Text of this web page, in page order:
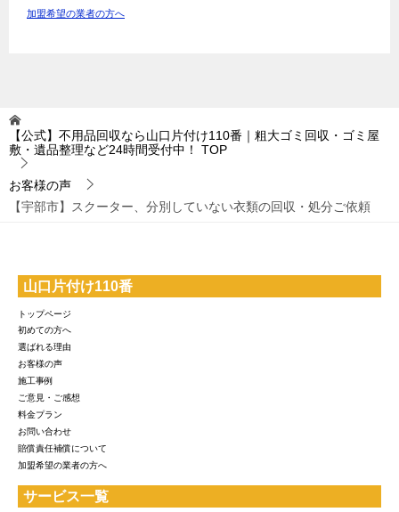
加盟希望の業者の方へ
【公式】不用品回収なら山口片付け110番｜粗大ゴミ回収・ゴミ屋
敷・遺品整理など24時間受付中！
TOP
お客様の声
【宇部市】スクーター、分別していない衣類の回収・処分ご依頼
山口片付け110番
トップページ
初めての方へ
選ばれる理由
お客様の声
施工事例
ご意見・ご感想
料金プラン
お問い合わせ
賠償責任補償について
加盟希望の業者の方へ
サービス一覧